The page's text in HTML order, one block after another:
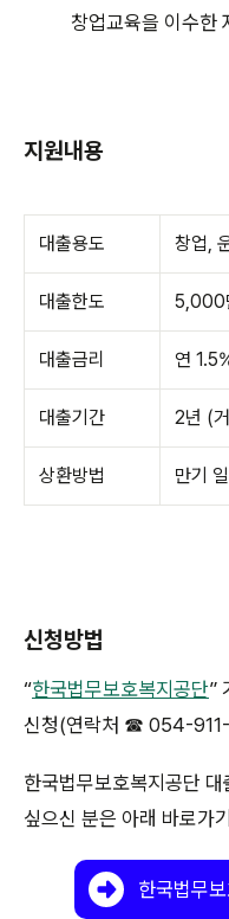
창업교육을 이수한
지원내용
대출용도 창업,
대출한도 5,000
대출금리 연
대출기간 2년 (
상환방법 만기
신청방법
“한국법무보호복지공단”
신청(연락처 ☎ 054-
한국법무보호복지공단
싶으신 분은 아래 바로가
한국법무